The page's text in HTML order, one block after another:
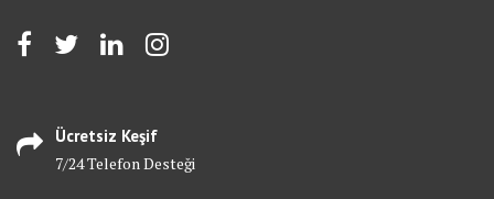
Ücretsiz Keşif
7/24 Telefon Desteği